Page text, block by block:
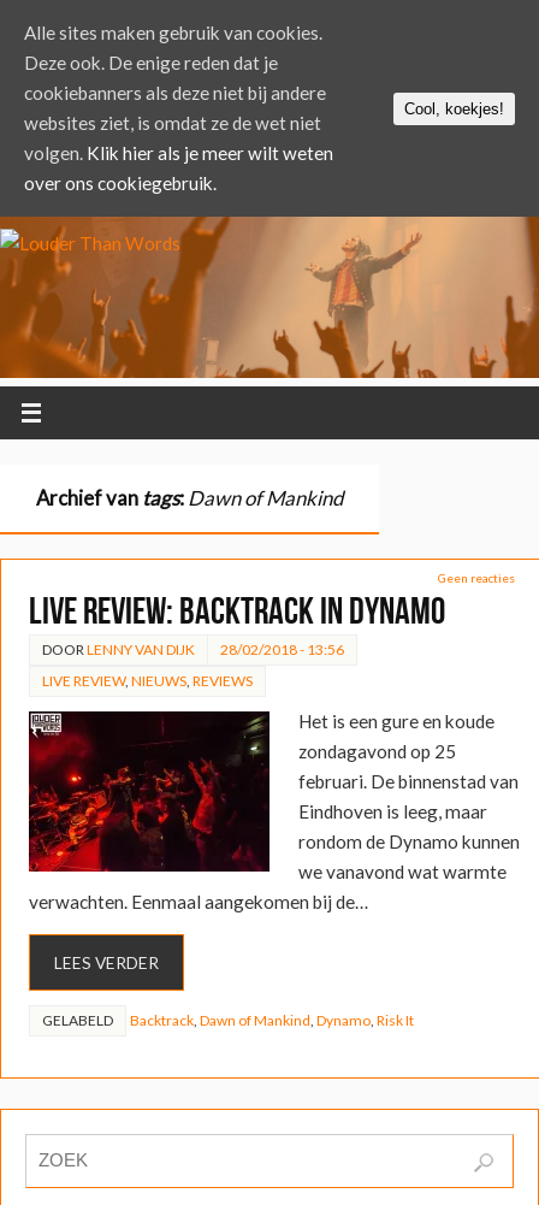
Archief van tags:Dawn of Mankind
Geen reacties
LIVE REVIEW: Backtrack in Dynamo
DOOR LENNY VAN DIJK
28/02/2018 - 13:56
LIVE REVIEW, NIEUWS, REVIEWS
Het is een gure en koude
zondagavond op 25
februari. De binnenstad van
Eindhoven is leeg, maar
rondom de Dynamo kunnen
we vanavond wat warmte
verwachten. Eenmaal aangekomen bij de…
LEES VERDER
GELABELD Backtrack, Dawn of Mankind Dynamo, Risk It
Alle sites maken gebruik van cookies.
Deze ook. De enige reden dat je
cookiebanners als deze niet bij andere
websites ziet, is omdat ze de wet niet
volgen. Klik hier als je meer wilt weten
over ons cookiegebruik.
Cool, koekjes!